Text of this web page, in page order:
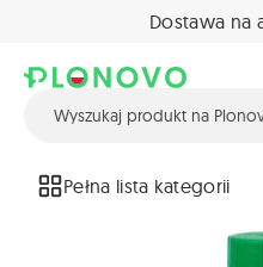
Dostawa na
Pełna lista kategorii